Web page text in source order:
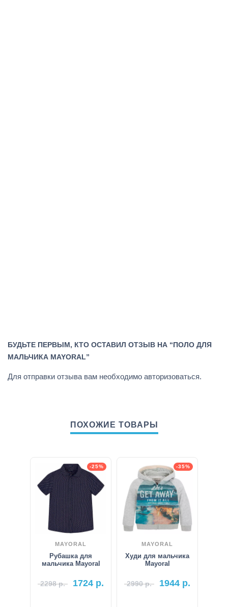
БУДЬТЕ ПЕРВЫМ, КТО ОСТАВИЛ ОТЗЫВ НА “ПОЛО ДЛЯ
МАЛЬЧИКА MAYORAL”
Для отправки отзыва вам необходимо авторизоваться.
ПОХОЖИЕ ТОВАРЫ
-25%
MAYORAL
Рубашка для
мальчика Mayoral
2298р. 1724 р.
-35%
MAYORAL
Худи для мальчика
Mayoral
2990р. 1944 р.